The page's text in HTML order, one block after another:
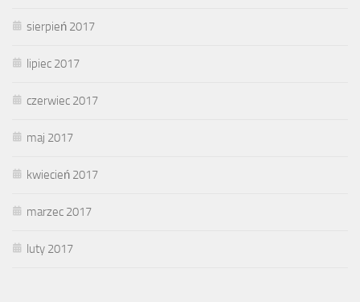
sierpień 2017
lipiec 2017
czerwiec 2017
maj 2017
kwiecień 2017
marzec 2017
luty 2017